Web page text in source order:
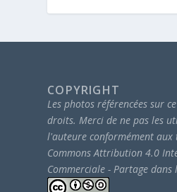
COPYRIGHT
Les photos référencées sur
droits. Merci de ne pas les
l'auteure conformément aux
Commons Attribution 4.0
Commerciale - Partage dans